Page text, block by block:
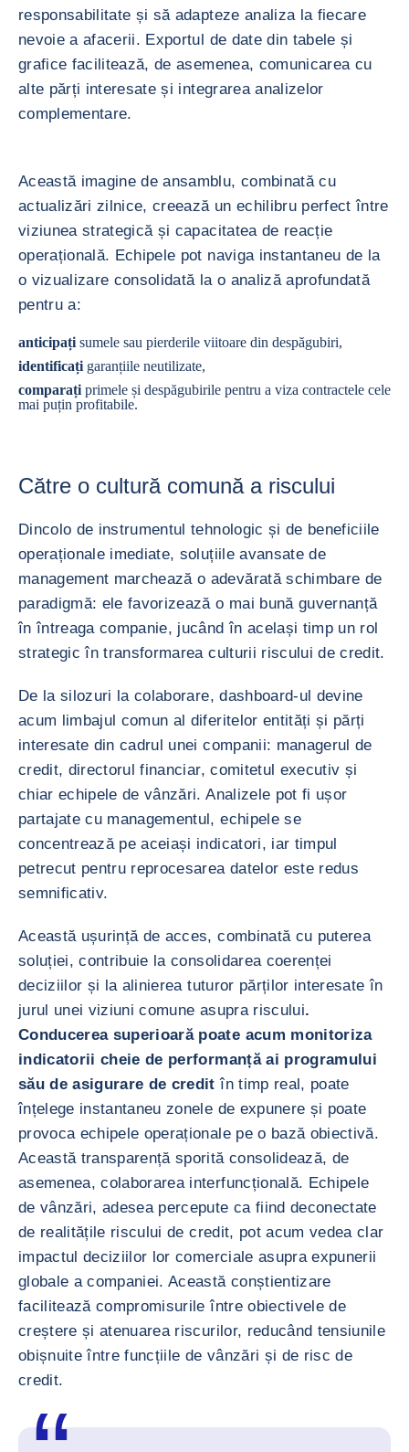
responsabilitate și să adapteze analiza la fiecare
nevoie a afacerii. Exportul de date din tabele și
grafice facilitează, de asemenea, comunicarea cu
alte părți interesate și integrarea analizelor
complementare.
Această imagine de ansamblu, combinată cu
actualizări zilnice, creează un echilibru perfect între
viziunea strategică și capacitatea de reacție
operațională. Echipele pot naviga instantaneu de la
o vizualizare consolidată la o analiză aprofundată
pentru a:
anticipați sumele sau pierderile viitoare din despăgubiri,
identificați garanțiile neutilizate,
comparați primele și despăgubirile pentru a viza contractele cele
mai puțin profitabile.
Către o cultură comună a riscului
Dincolo de instrumentul tehnologic și de beneficiile
operaționale imediate, soluțiile avansate de
management marchează o adevărată schimbare de
paradigmă: ele favorizează o mai bună guvernanță
în întreaga companie, jucând în același timp un rol
strategic în transformarea culturii riscului de credit.
De la silozuri la colaborare, dashboard-ul devine
acum limbajul comun al diferitelor entități și părți
interesate din cadrul unei companii: managerul de
credit, directorul financiar, comitetul executiv și
chiar echipele de vânzări. Analizele pot fi ușor
partajate cu managementul, echipele se
concentrează pe aceiași indicatori, iar timpul
petrecut pentru reprocesarea datelor este redus
semnificativ.
Această ușurință de acces, combinată cu puterea
soluției, contribuie la consolidarea coerenței
deciziilor și la alinierea tuturor părților interesate în
jurul unei viziuni comune asupra riscului.
Conducerea superioară poate acum monitoriza
indicatorii cheie de performanță ai programului
său de asigurare de credit în timp real, poate
înțelege instantaneu zonele de expunere și poate
provoca echipele operaționale pe o bază obiectivă.
Această transparență sporită consolidează, de
asemenea, colaborarea interfuncțională. Echipele
de vânzări, adesea percepute ca fiind deconectate
de realitățile riscului de credit, pot acum vedea clar
impactul deciziilor lor comerciale asupra expunerii
globale a companiei. Această conștientizare
facilitează compromisurile între obiectivele de
creștere și atenuarea riscurilor, reducând tensiunile
obișnuite între funcțiile de vânzări și de risc de
credit.